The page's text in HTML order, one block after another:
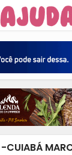
CUIABÁ